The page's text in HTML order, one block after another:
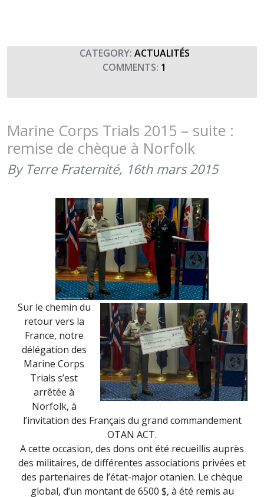
CATEGORY: ACTUALITÉS
COMMENTS: 1
Marine Corps Trials 2015 – suite :
remise de chèque à Norfolk
By Terre Fraternité, 16th mars 2015
Sur le chemin du
retour vers la
France, notre
délégation des
Marine Corps
Trials s’est
arrêtée à
Norfolk, à
l’invitation des Français du grand commandement
OTAN ACT.
A cette occasion, des dons ont été recueillis auprès
des militaires, de différentes associations privées et
des partenaires de l’état-major otanien. Le chèque
global, d’un montant de 6500 $, à été remis au